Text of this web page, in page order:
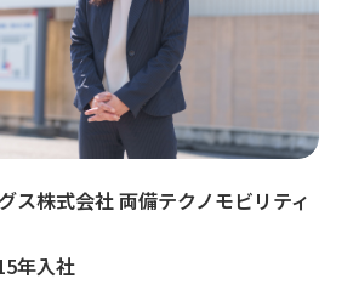
ス株式会社 両備テクノモビリティ
年入社